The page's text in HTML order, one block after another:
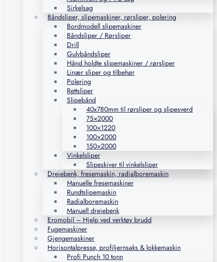
Sirkelsag
Båndsliper, slipemaskiner, rørsliper, polering
Bordmodell slipemaskiner
Båndsliper / Rørsliper
Drill
Gulvbåndsliper
Hånd holdte slipemaskiner / rørsliper
Linær sliper og tilbehør
Polering
Rettsliper
Slipebånd
40x780mm til rørsliper og slipesverd
75×2000
100×1220
100×2000
150×2000
Vinkelsliper
Slipeskiver til vinkelsliper
Dreiebenk, fresemaskin, radialboremaskin
Manuelle fresemaskiner
Rundtslipemaskin
Radialboremaskin
Manuell dreiebenk
Eromobil – Hjelp ved verktøy brudd
Fugemaskiner
Gjengemaskiner
Horisontalpresse, profiljernsaks & lokkemaskin
Profi Punch 10 tonn